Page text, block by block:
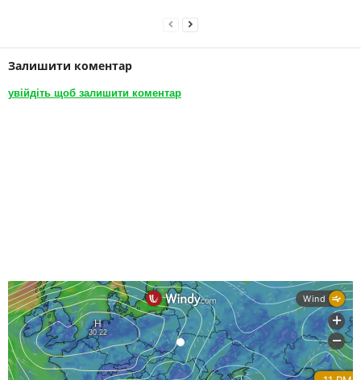
Залишити коментар
увійдіть щоб залишити коментар